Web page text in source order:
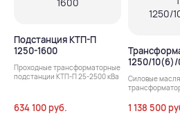
Подстанция КТП-П
1250-1600
Проходные трансформаторные
подстанции КТП-П 25-2500 кВа
634 100 руб.
1250/
Силовые
1 138 500